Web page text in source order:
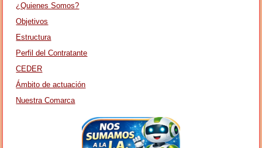
¿Quienes Somos?
Objetivos
Estructura
Perfil del Contratante
CEDER
Ámbito de actuación
Nuestra Comarca